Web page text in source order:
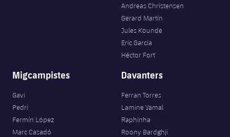
Andreas Christensen
Gerard Martín
Jules Kounde
Eric García
Héctor Fort
Migcampistes
Gavi
Pedri
Fermín López
Marc Casadó
Davanters
Ferran Torres
Lamine Yamal
Raphinha
Roony Bardghji